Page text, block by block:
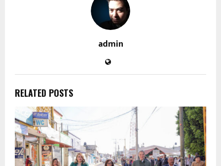
admin
RELATED POSTS